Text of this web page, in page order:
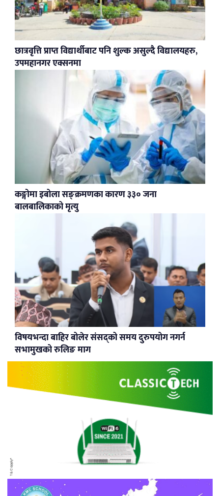
छात्रवृत्ति प्राप्त विद्यार्थीबाट पनि शुल्क असुल्दै विद्यालयहरु,
उपमहानगर एक्सनमा
कङ्गोमा इबोला सङ्क्रमणका कारण ३३० जना
बालबालिकाको मृत्यु
विषयभन्दा बाहिर बोलेर संसद्को समय दुरुपयोग नगर्न
सभामुखको रुलिङ माग